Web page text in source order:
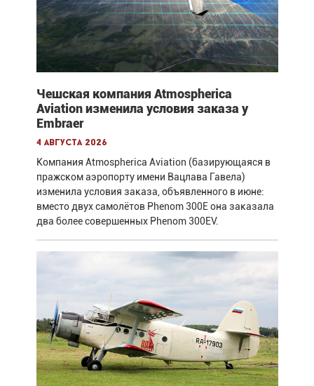
Чешская компания Atmospherica
Aviation изменила условия заказа у
Embraer
4 августа 2026
Компания Atmospherica Aviation (базирующаяся в
пражском аэропорту имени Вацлава Гавела)
изменила условия заказа, объявленного в июне:
вместо двух самолётов Phenom 300E она заказала
два более совершенных Phenom 300EV.